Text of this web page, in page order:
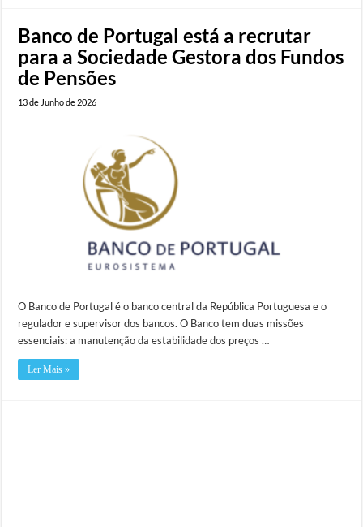
Banco de Portugal está a recrutar
para a Sociedade Gestora dos Fundos
de Pensões
13 de Junho de 2026
O Banco de Portugal é o banco central da República Portuguesa e o
regulador e supervisor dos bancos. O Banco tem duas missões
essenciais: a manutenção da estabilidade dos preços …
Ler Mais »